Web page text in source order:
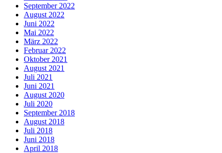
September 2022
August 2022
Juni 2022
Mai 2022
März 2022
Februar 2022
Oktober 2021
August 2021
Juli 2021
Juni 2021
August 2020
Juli 2020
September 2018
August 2018
Juli 2018
Juni 2018
April 2018